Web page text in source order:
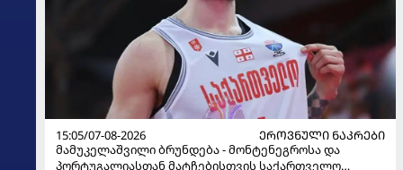
15:05/07-08-2026
ᲔᲠᲝᲕᲜᲣᲚᲘ ᲜᲐᲙᲠᲔᲑᲘ
მამუკელაშვილი ბრუნდება - მონტენეგროსა და
პორტუგალიასთან მატჩებისთვის საქართველო